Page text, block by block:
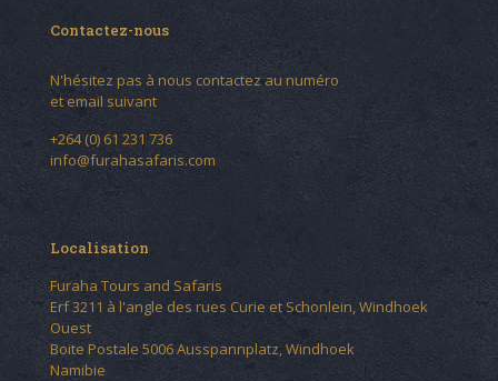
Contactez-nous
N'hésitez pas à nous contactez au numéro
et email suivant
+264 (0) 61 231 736
info@furahasafaris.com
Localisation
Furaha Tours and Safaris
Erf 3211 à l'angle des rues Curie et Schonlein, Windhoek
Ouest
Boite Postale 5006 Ausspannplatz, Windhoek
Namibie